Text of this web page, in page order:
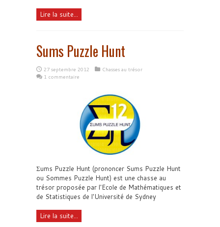
Lire la suite...
Sums Puzzle Hunt
27 septembre 2012
Chasses au trésor
1 commentaire
Σums Puzzle Hunt (prononcer Sums Puzzle Hunt
ou Sommes Puzzle Hunt) est une chasse au
trésor proposée par l'Ecole de Mathématiques et
de Statistiques de l'Université de Sydney
Lire la suite...